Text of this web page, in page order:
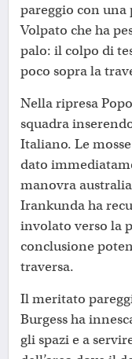
pareggio con
Volpato che ha
palo: il colpo di
poco sopra la
Nella ripresa
squadra
Italiano. Le
dato
manovra
Irankunda ha
involato verso la
conclusione
traversa.
Il meritato
Burgess ha
gli spazi e a